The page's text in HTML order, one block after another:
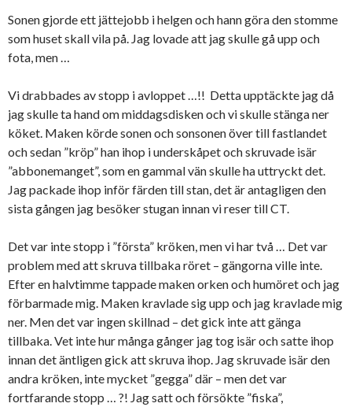
Sonen gjorde ett jättejobb i helgen och hann göra den stomme
som huset skall vila på. Jag lovade att jag skulle gå upp och
fota, men …
Vi drabbades av stopp i avloppet …!! Detta upptäckte jag då
jag skulle ta hand om middagsdisken och vi skulle stänga ner
köket. Maken körde sonen och sonsonen över till fastlandet
och sedan ”kröp” han ihop i underskåpet och skruvade isär
”abbonemanget”, som en gammal vän skulle ha uttryckt det.
Jag packade ihop inför färden till stan, det är antagligen den
sista gången jag besöker stugan innan vi reser till CT.
Det var inte stopp i ”första” kröken, men vi har två … Det var
problem med att skruva tillbaka röret – gängorna ville inte.
Efter en halvtimme tappade maken orken och humöret och jag
förbarmade mig. Maken kravlade sig upp och jag kravlade mig
ner. Men det var ingen skillnad – det gick inte att gänga
tillbaka. Vet inte hur många gånger jag tog isär och satte ihop
innan det äntligen gick att skruva ihop. Jag skruvade isär den
andra kröken, inte mycket ”gegga” där – men det var
fortfarande stopp … ?! Jag satt och försökte ”fiska”,